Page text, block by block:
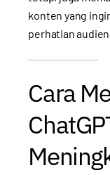
konten yang
perhatian
Cara